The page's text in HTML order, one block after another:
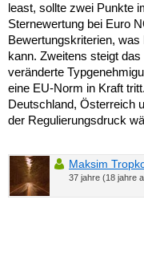
least, sollte zwei Punkte
Sternewertung bei Euro
Bewertungskriterien,
kann. Zweitens steigt
veränderte
eine EU-Norm in Kraft
Deutschland, Österreich
der Regulierungsdruck
Maksim
37 jahre (18 jahre